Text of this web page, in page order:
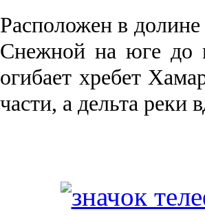
Рас­положен в
Снежной на юге до
огибает хребет
части, а дельта реки